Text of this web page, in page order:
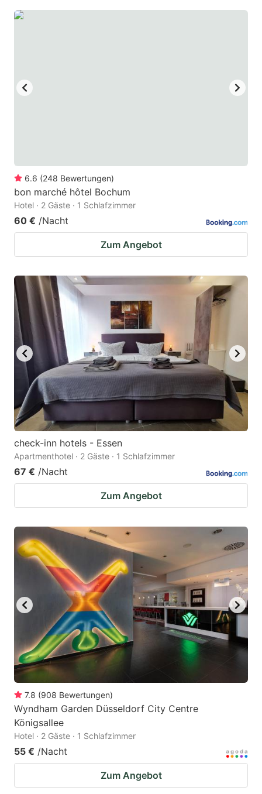
6.6 (248 Bewertungen)
bon marché hôtel Bochum
Hotel · 2 Gäste · 1 Schlafzimmer
60 € /Nacht
Zum Angebot
check-inn hotels - Essen
Apartmenthotel · 2 Gäste · 1 Schlafzimmer
67 € /Nacht
Zum Angebot
7.8 (908 Bewertungen)
Wyndham Garden Düsseldorf City Centre
Königsallee
Hotel · 2 Gäste · 1 Schlafzimmer
55 € /Nacht
Zum Angebot